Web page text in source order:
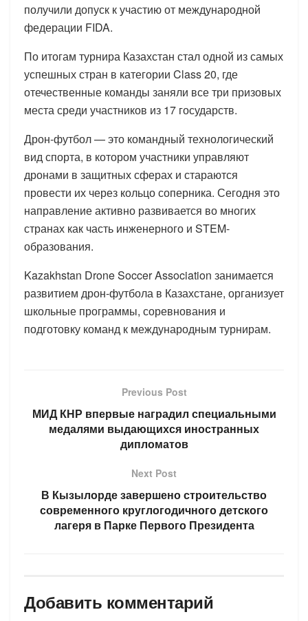
получили допуск к участию от международной
федерации FIDA.
По итогам турнира Казахстан стал одной из самых
успешных стран в категории Class 20, где
отечественные команды заняли все три призовых
места среди участников из 17 государств.
Дрон-футбол — это командный технологический
вид спорта, в котором участники управляют
дронами в защитных сферах и стараются
провести их через кольцо соперника. Сегодня это
направление активно развивается во многих
странах как часть инженерного и STEM-
образования.
Kazakhstan Drone Soccer Association занимается
развитием дрон-футбола в Казахстане, организует
школьные программы, соревнования и
подготовку команд к международным турнирам.
Previous Post
МИД КНР впервые наградил специальными
медалями выдающихся иностранных
дипломатов
Next Post
В Кызылорде завершено строительство
современного круглогодичного детского
лагеря в Парке Первого Президента
Добавить комментарий